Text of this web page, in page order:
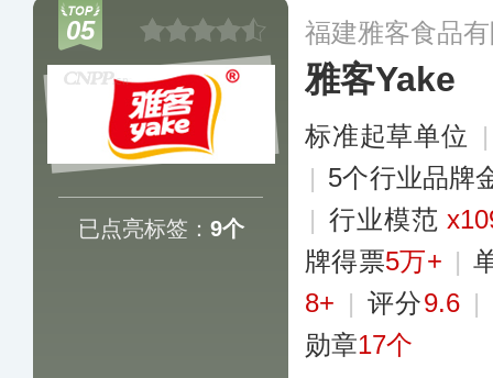
05
已点亮标签： 9个
福建雅客食品
雅客Yake
标准起草单位
| 5个行业品牌
| 行业模范
牌得票5万+ |
8+ | 评分9.6 |
勋章17个